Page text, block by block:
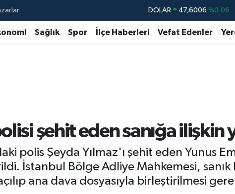
DOLAR 47,6006 %0.06
EURO 55,0250 %0.02
Sağlık Spor İlçe Haberleri Vefat Edenler
şehit eden sanığa ilişkin
polis Şeyda Yılmaz'ı şehit eden Yunus
İstanbul Bölge Adliye Mahkemesi,
ana dava dosyasıyla birleştirilmesi